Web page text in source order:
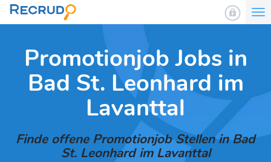
Promotionjob Jobs in
Bad St. Leonhard im
Lavanttal
Finde offene Promotionjob Stellen in Bad
St. Leonhard im Lavanttal